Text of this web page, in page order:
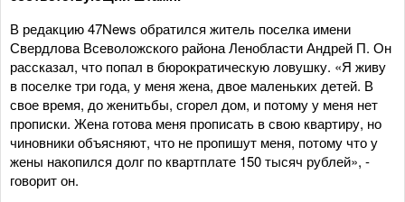
В редакцию 47News обратился житель поселка имени
Свердлова Всеволожского района Ленобласти Андрей П. Он
рассказал, что попал в бюрократическую ловушку. «Я живу
в поселке три года, у меня жена, двое маленьких детей. В
свое время, до женитьбы, сгорел дом, и потому у меня нет
прописки. Жена готова меня прописать в свою квартиру, но
чиновники объясняют, что не пропишут меня, потому что у
жены накопился долг по квартплате 150 тысяч рублей», -
говорит он.